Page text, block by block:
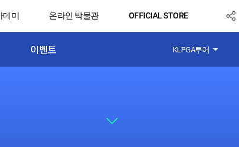
데미 온라인 박물관 OFFICIAL STORE
이벤트 KLPGA투어